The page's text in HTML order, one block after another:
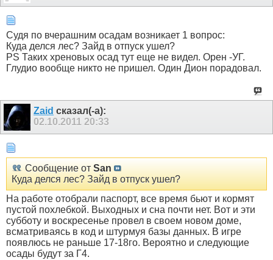
Судя по вчерашним осадам возникает 1 вопрос:
Куда делся лес? Зайд в отпуск ушел?
PS Таких хреновых осад тут еще не видел. Орен -УГ.
Глудио вообще никто не пришел. Один Дион порадовал.
Zaid сказал(-а):
02.10.2011 20:33
Сообщение от San
Куда делся лес? Зайд в отпуск ушел?
На работе отобрали паспорт, все время бьют и кормят
пустой похлебкой. Выходных и сна почти нет. Вот и эти
субботу и воскресенье провел в своем новом доме,
всматриваясь в код и штурмуя базы данных. В игре
появлюсь не раньше 17-18го. Вероятно и следующие
осады будут за Г4.